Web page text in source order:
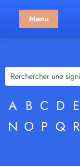
Menu
A B C D E
N O P Q R